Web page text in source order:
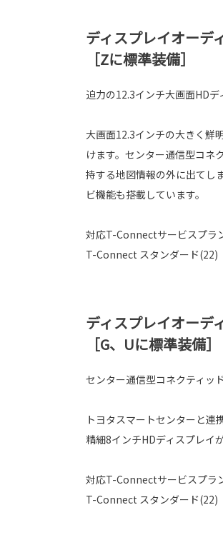
ディスプレイオーデ
［Zに標準装備］
迫力の12.3インチ大画面HDデ
大画面12.3インチの大きく鮮
けます。センター通信型コネ
持する地図情報の外に出てし
ビ機能も搭載しています。
対応T-Connectサービスプラ
T-Connect スタンダード(22)
ディスプレイオーデ
［G、Uに標準装備］
センター通信型コネクティッ
トヨタスマートセンターと連
精細8インチHDディスプレイ
対応T-Connectサービスプラ
T-Connect スタンダード(22)